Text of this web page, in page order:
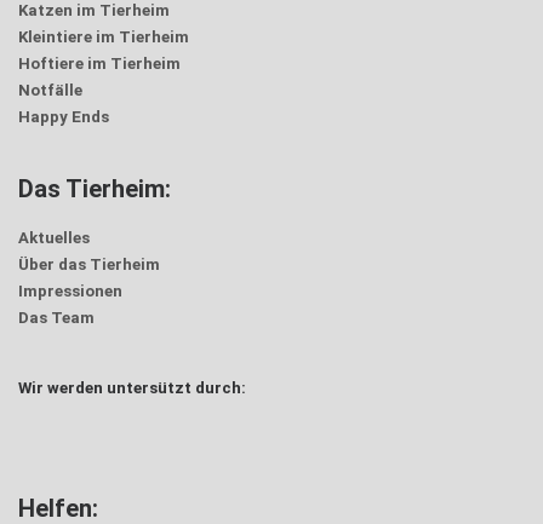
Katzen im Tierheim
Kleintiere im Tierheim
Hoftiere im Tierheim
Notfälle
Happy Ends
Das Tierheim:
Aktuelles
Über das Tierheim
Impressionen
Das Team
Wir werden untersützt durch:
Helfen: